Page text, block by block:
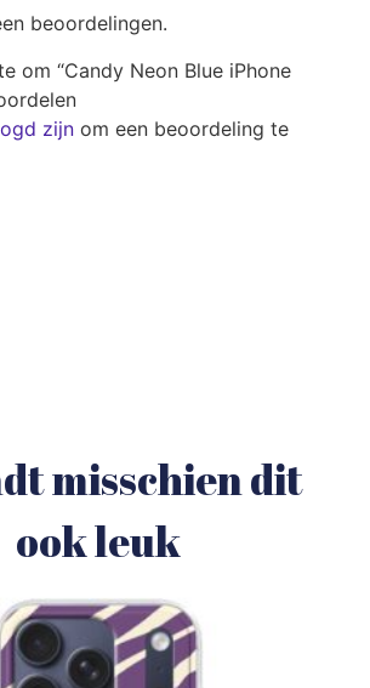
beoordelingen.
om “Candy Neon Blue iPhone
zijn om een beoordeling te
misschien dit
ook leuk